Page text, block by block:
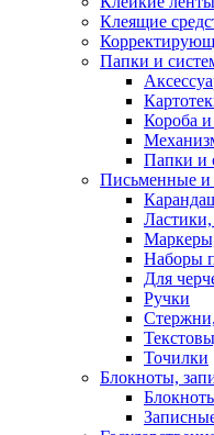
Клеящие
Папки и
Короба
Папки и
Письменные и
Наборы
Для
Ручки
Точилки
Блокноты,